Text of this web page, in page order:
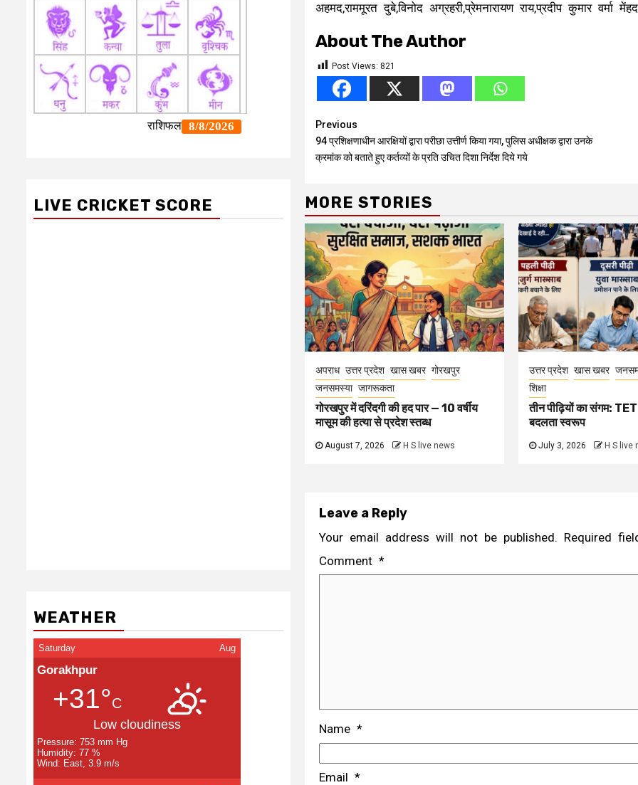
अहमद,राममूरत दुबे,विनोद अग्रहरी,प्रेमनारायण राय,प्रदीप कुमार वर्मा
About The Author
Post Views: 821
Continue
Reading
Previous
94 प्रशिक्षणाधीन आरक्षियों द्वारा परीछा उत्तीर्ण किया गया, पुलिस अधीक्षक द्वारा उनके
क्रमांक को बताते हुए कर्तव्यों के प्रति उचित दिशा निर्देश दिये गये
MORE STORIES
अपराध उत्तर प्रदेश खास खबर गोरखपुर
जनसमस्या जागरूकता
गोरखपुर में दरिंदगी की हद पार — 10 वर्षीय
मासूम की हत्या से प्रदेश स्तब्ध
August 7, 2026 H S live news
उत्तर प्रदेश खास खबर
शिक्षा
तीन पीढ़ियों का संगम: TET
बदलता स्वरूप
July 3, 2026 H S live
Leave a Reply
Your email address will not be published. Required
Comment *
Name *
Email *
LIVE CRICKET SCORE
WEATHER
Saturday Aug
Gorakhpur
+31°C
Low cloudiness
Pressure: 753 mm Hg
Humidity: 77 %
Wind: East, 3.9 m/s